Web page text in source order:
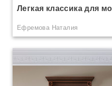
Легкая классика для
Ефремова Наталия